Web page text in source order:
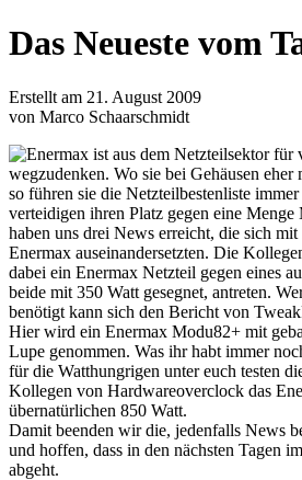
Das Neueste vom
Erstellt am 21. August 2009
von Marco Schaarschmidt
Enermax ist aus dem Netzteilsektor für
wegzudenken. Wo sie bei Gehäusen eher
so führen sie die Netzteilbestenliste
verteidigen ihren Platz gegen eine Menge
haben uns drei News erreicht, die sich
Enermax auseinandersetzten. Die
dabei ein Enermax Netzteil gegen eines
beide mit 350 Watt gesegnet, antreten.
benötigt kann sich den Bericht von
Hier wird ein Enermax Modu82+ mit
Lupe genommen. Was ihr habt immer
für die Watthungrigen unter euch testen
Kollegen von Hardwareoverclock das
übernatürlichen 850 Watt.
Damit beenden wir die, jedenfalls News
und hoffen, dass in den nächsten Tagen
abgeht.